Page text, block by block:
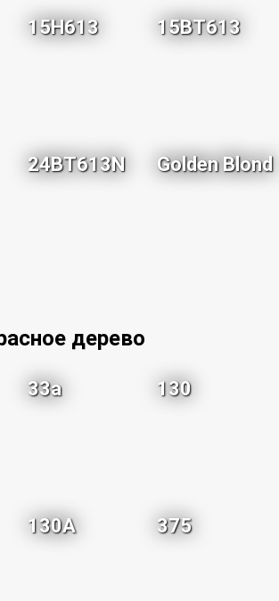
15H613 15BT613
24BT613N Golden Blond
дерево
33a 130
130A 375